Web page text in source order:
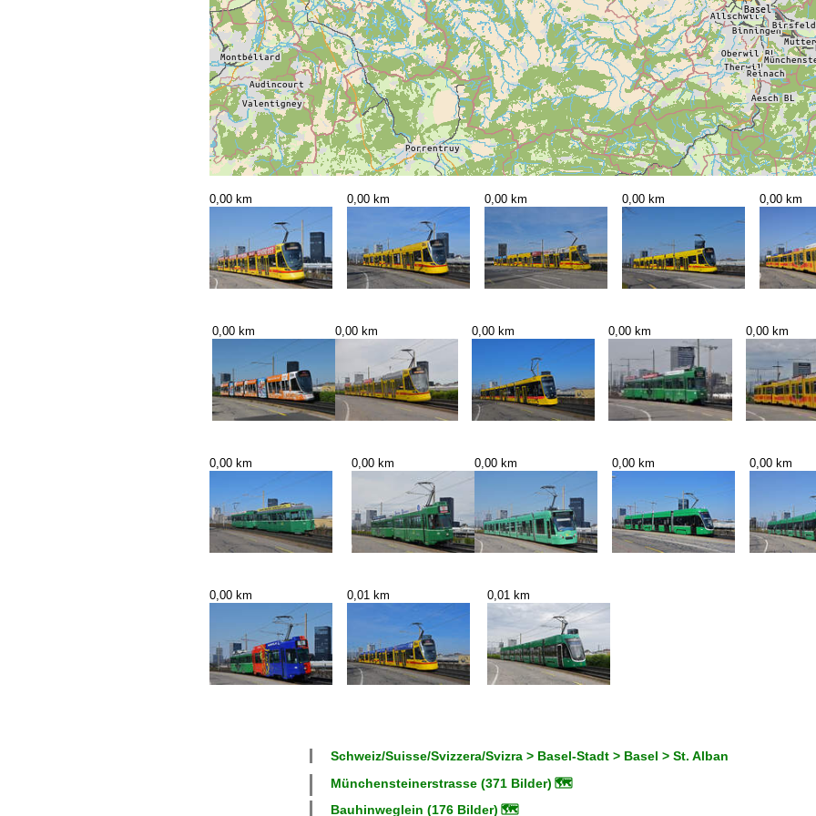
0,00 km 0,00 km 0,00 km 0,00 km 0,00 km
0,00 km 0,00 km 0,00 km 0,00 km 0,00 km
0,00 km 0,00 km 0,00 km 0,00 km 0,00 km
0,00 km 0,01 km 0,01 km
Schweiz/Suisse/Svizzera/Svizra > Basel-Stadt > Basel > St. Alban
Münchensteinerstrasse (371 Bilder) 🗺
Bauhinweglein (176 Bilder) 🗺